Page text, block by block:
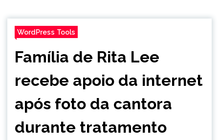
WordPress Tools
Família de Rita Lee
recebe apoio da internet
após foto da cantora
durante tratamento